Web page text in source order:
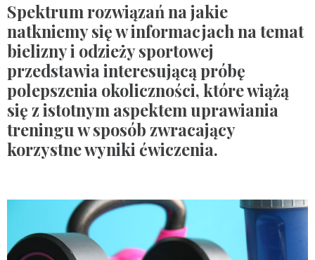
Spektrum rozwiązań na jakie
natkniemy się w informacjach na temat
bielizny i odzieży sportowej
przedstawia interesującą próbę
polepszenia okoliczności, które wiążą
się z istotnym aspektem uprawiania
treningu w sposób zwracający
korzystne wyniki ćwiczenia.